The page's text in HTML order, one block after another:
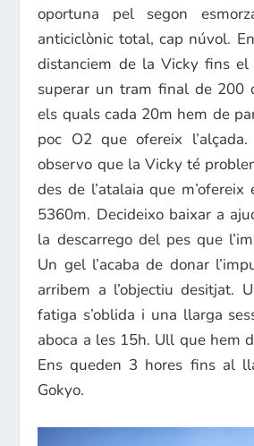
oportuna pel segon
anticiclònic total, cap núvol.
distanciem de la Vicky fins el
superar un tram final de 200
els quals cada 20m hem de
poc O2 que ofereix
observo que la Vicky té
des de l’atalaia que
5360m. Decideixo baixar a
la descarrego del pes que
Un gel l’acaba de donar
arribem a l’objectiu desitjat.
fatiga s’oblida i una llarga
aboca a les 15h. Ull que hem
Ens queden 3 hores fins al
Gokyo.